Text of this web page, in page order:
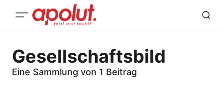
Gesellschaftsbild
Eine Sammlung von 1 Beitrag